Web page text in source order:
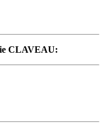
CLAVEAU: